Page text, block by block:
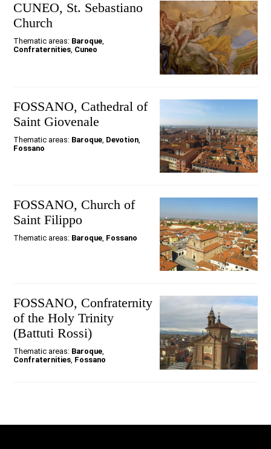
CUNEO, St. Sebastiano
Church
Thematic areas: Baroque,
Confraternities, Cuneo
FOSSANO, Cathedral of
Saint Giovenale
Thematic areas: Baroque Devotion
Fossano
FOSSANO, Church of
Saint Filippo
Thematic areas: Baroque Fossano
FOSSANO, Confraternity
of the Holy Trinity
(Battuti Rossi)
Thematic areas: Baroque,
Confraternities, Fossano